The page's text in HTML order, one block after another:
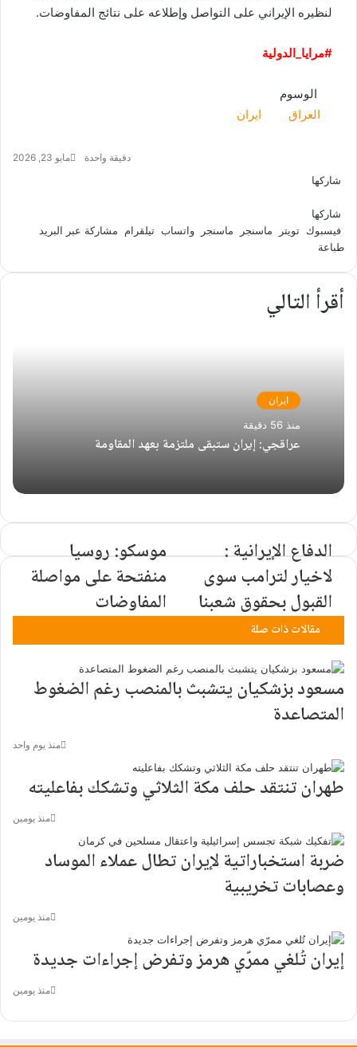
لنظيره الإيراني على التواصل وإطلاعه على نتائج المفاوضات.
‏#مرايا_الدولية
الوسوم
العراق
ايران
مايو 23, 2026 دقيقة واحدة
شاركها
عبر
البريد
شاركها
فيسبوك تويتر ماسنجر ماسنجر واتساب تيلقرام
مشاركة عبر البريد
طباعة
أقرأ التالي
ايران
منذ 56 دقيقة
عراقجي: إيران ستبقى ملتزمة بعهد المقاومة
موسكو: روسيا
منفتحة على مواصلة
المفاوضات
الدفاع الإيرانية :
لاخیار لترامب سوى
القبول بحقوق شعبنا
مقالات ذات صلة
مسعود بزشكيان يتشبث بالمنصب رغم الضغوط
المتصاعدة
منذ يوم واحد
طهران تنتقد حلف مكة الثلاثي وتشكك بفاعليته
منذ يومين
ضربة استخباراتية لإيران تطال عملاء الموساد
وعصابات تخريبية
منذ يومين
إيران تُلغي ممرّي هرمز وتفرض إجراءات جديدة
منذ يومين